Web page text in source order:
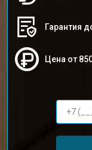
Гарантия
Цена от